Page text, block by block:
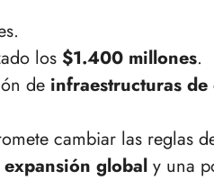
los $1.400 millones.
de infraestructuras
cambiar las reglas
expansión global y una